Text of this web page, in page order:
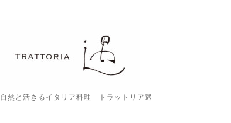
自然と活きるイタリア料理 トラットリア遇